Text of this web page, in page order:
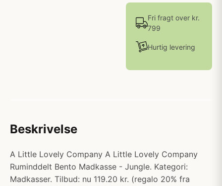
Fri fragt over kr.
799
Hurtig levering
Beskrivelse
A Little Lovely Company A Little Lovely Company
Ruminddelt Bento Madkasse - Jungle. Kategori:
Madkasser. Tilbud: nu 119.20 kr. (regalo 20% fra